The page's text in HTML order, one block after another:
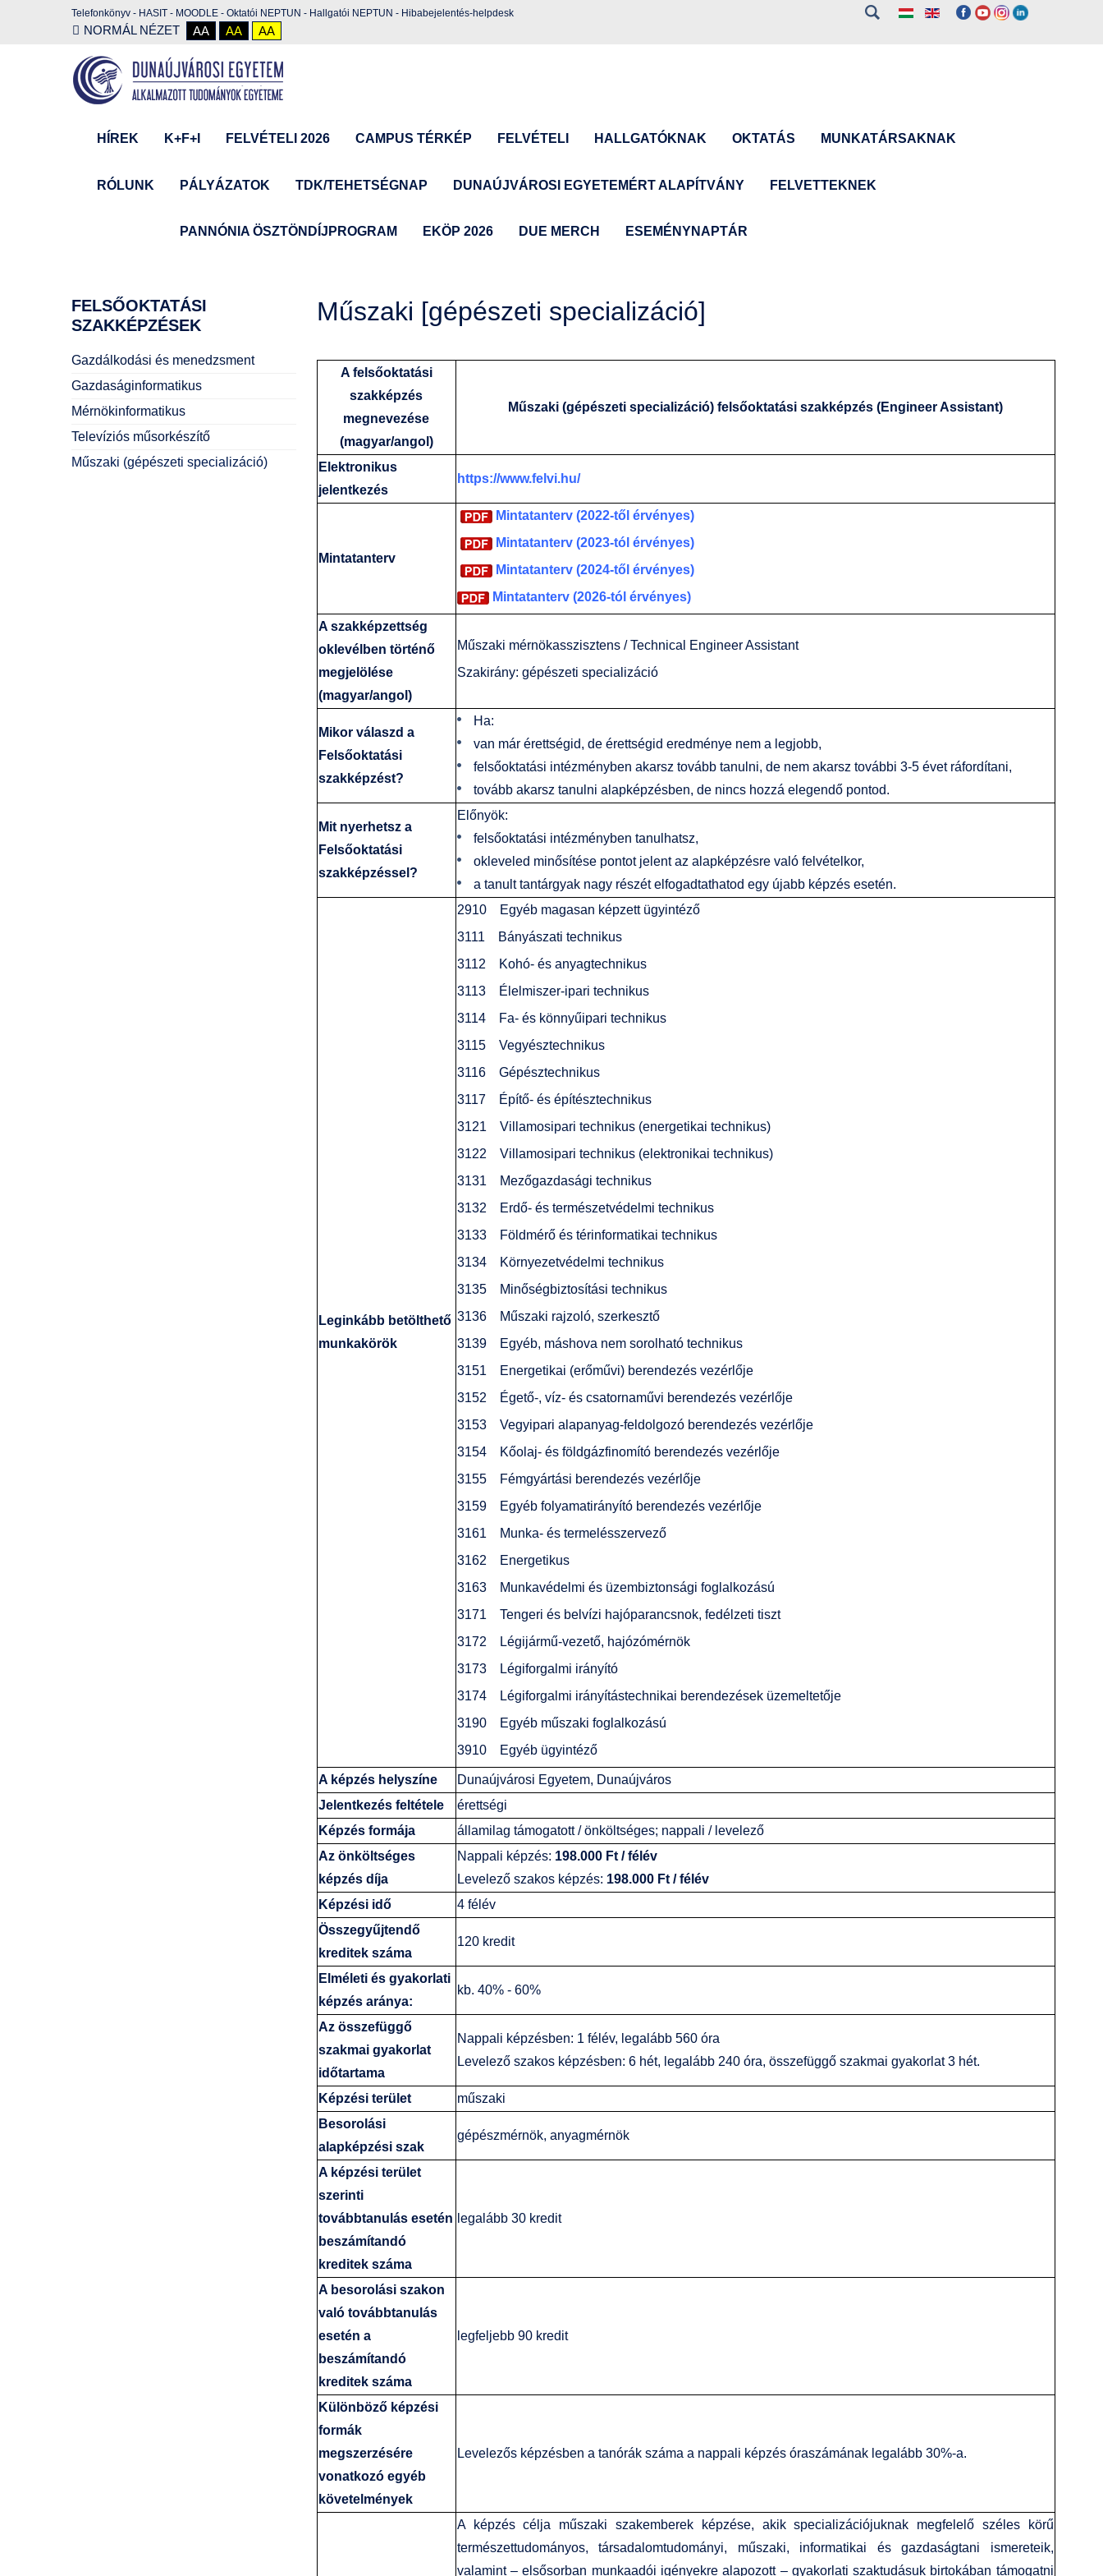
Telefonkönyv - HASIT - MOODLE - Oktatói NEPTUN - Hallgatói NEPTUN - Hibabejelentés-helpdesk
NORMÁL NÉZET AA AA AA
HÍREK K+F+I FELVÉTELI 2026 CAMPUS TÉRKÉP FELVÉTELI HALLGATÓKNAK OKTATÁS MUNKATÁRSAKNAK
RÓLUNK PÁLYÁZATOK TDK/TEHETSÉGNAP DUNAÚJVÁROSI EGYETEMÉRT ALAPÍTVÁNY FELVETTEKNEK
PANNÓNIA ÖSZTÖNDÍJPROGRAM EKÖP 2026 DUE MERCH ESEMÉNYNAPTÁR
Műszaki [gépészeti specializáció]
A felsőoktatási
szakképzés
megnevezése
(magyar/angol)
Műszaki (gépészeti specializáció) felsőoktatási szakképzés (Engineer Assistant)
Elektronikus
jelentkezés
https://www.felvi.hu/
Mintatanterv
Mintatanterv (2022-től érvényes)
Mintatanterv (2023-tól érvényes)
Mintatanterv (2024-től érvényes)
Mintatanterv (2026-tól érvényes)
A szakképzettség
oklevélben történő
megjelölése
(magyar/angol)
Műszaki mérnökasszisztens / Technical Engineer Assistant
Szakirány: gépészeti specializáció
Mikor válaszd a
Felsőoktatási
szakképzést?
Ha:
van már érettségid, de érettségid eredménye nem a legjobb,
felsőoktatási intézményben akarsz tovább tanulni, de nem akarsz további 3-5 évet ráfordítani,
tovább akarsz tanulni alapképzésben, de nincs hozzá elegendő pontod.
Mit nyerhetsz a
Felsőoktatási
szakképzéssel?
Előnyök:
felsőoktatási intézményben tanulhatsz,
okleveled minősítése pontot jelent az alapképzésre való felvételkor,
a tanult tantárgyak nagy részét elfogadtathatod egy újabb képzés esetén.
Leginkább betölthető
munkakörök
2910 Egyéb magasan képzett ügyintéző
3111 Bányászati technikus
3112 Kohó- és anyagtechnikus
3113 Élelmiszer-ipari technikus
3114 Fa- és könnyűipari technikus
3115 Vegyésztechnikus
3116 Gépésztechnikus
3117 Építő- és építésztechnikus
3121 Villamosipari technikus (energetikai technikus)
3122 Villamosipari technikus (elektronikai technikus)
3131 Mezőgazdasági technikus
3132 Erdő- és természetvédelmi technikus
3133 Földmérő és térinformatikai technikus
3134 Környezetvédelmi technikus
3135 Minőségbiztosítási technikus
3136 Műszaki rajzoló, szerkesztő
3139 Egyéb, máshova nem sorolható technikus
3151 Energetikai (erőművi) berendezés vezérlője
3152 Égető-, víz- és csatornaművi berendezés vezérlője
3153 Vegyipari alapanyag-feldolgozó berendezés vezérlője
3154 Kőolaj- és földgázfinomító berendezés vezérlője
3155 Fémgyártási berendezés vezérlője
3159 Egyéb folyamatirányító berendezés vezérlője
3161 Munka- és termelésszervező
3162 Energetikus
3163 Munkavédelmi és üzembiztonsági foglalkozású
3171 Tengeri és belvízi hajóparancsnok, fedélzeti tiszt
3172 Légijármű-vezető, hajózómérnök
3173 Légiforgalmi irányító
3174 Légiforgalmi irányítástechnikai berendezések üzemeltetője
3190 Egyéb műszaki foglalkozású
3910 Egyéb ügyintéző
A képzés helyszíne
Dunaújvárosi Egyetem, Dunaújváros
Jelentkezés feltétele
érettségi
Képzés formája
államilag támogatott / önköltséges; nappali / levelező
Az önköltséges
képzés díja
Nappali képzés: 198.000 Ft / félév
Levelező szakos képzés: 198.000 Ft / félév
Képzési idő
4 félév
Összegyűjtendő
kreditek száma
120 kredit
Elméleti és gyakorlati
képzés aránya:
kb. 40% - 60%
Az összefüggő
szakmai gyakorlat
időtartama
Nappali képzésben: 1 félév, legalább 560 óra
Levelező szakos képzésben: 6 hét, legalább 240 óra, összefüggő szakmai gyakorlat 3 hét.
Képzési terület
műszaki
Besorolási
alapképzési szak
gépészmérnök, anyagmérnök
A képzési terület
szerinti
továbbtanulás esetén
beszámítandó
kreditek száma
legalább 30 kredit
A besorolási szakon
való továbbtanulás
esetén a
beszámítandó
kreditek száma
legfeljebb 90 kredit
Különböző képzési
formák
megszerzésére
vonatkozó egyéb
követelmények
Levelezős képzésben a tanórák száma a nappali képzés óraszámának legalább 30%-a.
A képzés célja műszaki szakemberek képzése, akik specializációjuknak megfelelő széles körű
természettudományos, társadalomtudományi, műszaki, informatikai és gazdaságtani ismereteik,
valamint – elsősorban munkaadói igényekre alapozott – gyakorlati szaktudásuk birtokában támogatni
FELSŐOKTATÁSI
SZAKKÉPZÉSEK
Gazdálkodási és menedzsment
Gazdaságinformatikus
Mérnökinformatikus
Televíziós műsorkészítő
Műszaki (gépészeti specializáció)